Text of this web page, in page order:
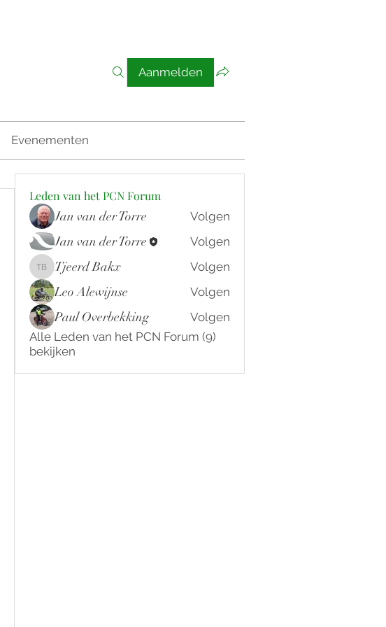
Aanmelden
Evenementen
Leden van het PCN Forum
Jan van der Torre Volgen
Jan van der Torre Volgen
Tjeerd Bakx
Tjeerd Bakx Volgen
Leo Alewijnse Volgen
Paul Overbekking
Volgen
Alle Leden van het PCN Forum (9)
bekijken